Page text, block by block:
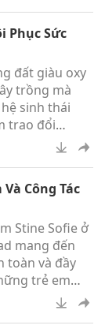
tự tin hơn.
Phục Sức
đất giàu oxy
trồng mà
sinh thái
trao đổi
vi khuẩn ổn
Công Tác
Stine Sofie ở
mang đến
toàn và đầy
trẻ em
hoặc bị